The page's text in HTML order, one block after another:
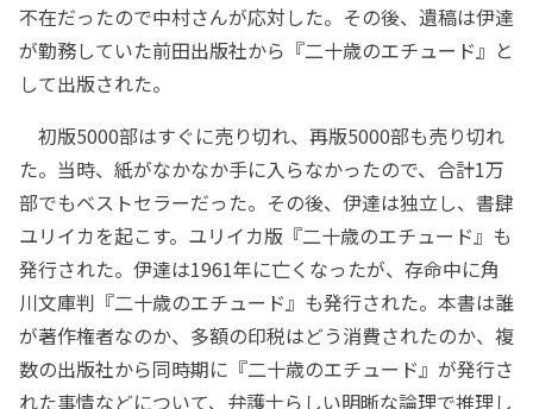
不在だったので中村さんが応対した。その後、遺稿は伊達
が勤務していた前田出版社から『二十歳のエチュード』と
して出版された。
初版5000部はすぐに売り切れ、再版5000部も売り切れ
た。当時、紙がなかなか手に入らなかったので、合計1万
部でもベストセラーだった。その後、伊達は独立し、書肆
ユリイカを起こす。ユリイカ版『二十歳のエチュード』も
発行された。伊達は1961年に亡くなったが、存命中に角
川文庫判『二十歳のエチュード』も発行された。本書は誰
が著作権者なのか、多額の印税はどう消費されたのか、複
数の出版社から同時期に『二十歳のエチュード』が発行さ
れた事情などについて、弁護士らしい明晰な論理で推理し